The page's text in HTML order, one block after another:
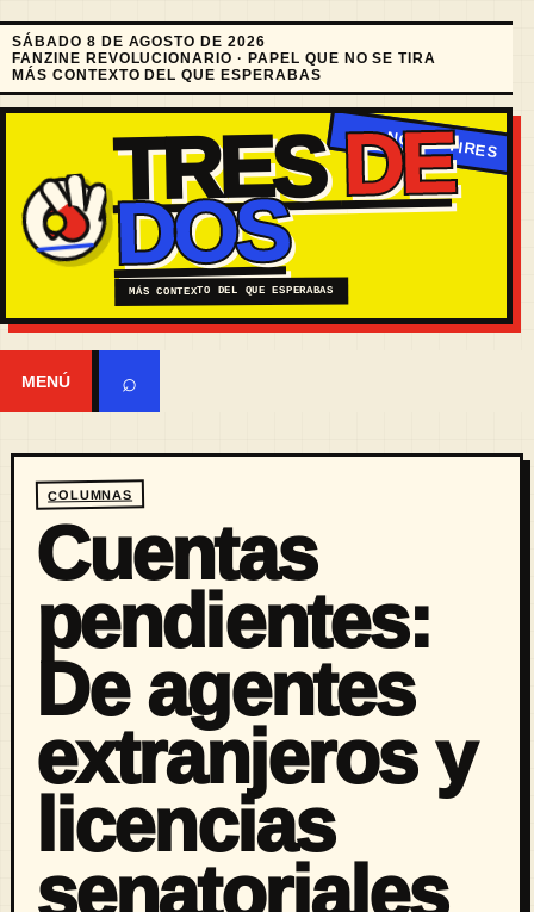
SÁBADO 8 DE AGOSTO DE 2026
FANZINE REVOLUCIONARIO · PAPEL QUE NO SE TIRA
MÁS CONTEXTO DEL QUE ESPERABAS
TRESDE
DOS
MÁS CONTEXTO DEL QUE ESPERABAS
MENÚ ⌕
COLUMNAS
Cuentas
pendientes:
De agentes
extranjeros y
licencias
senatoriales